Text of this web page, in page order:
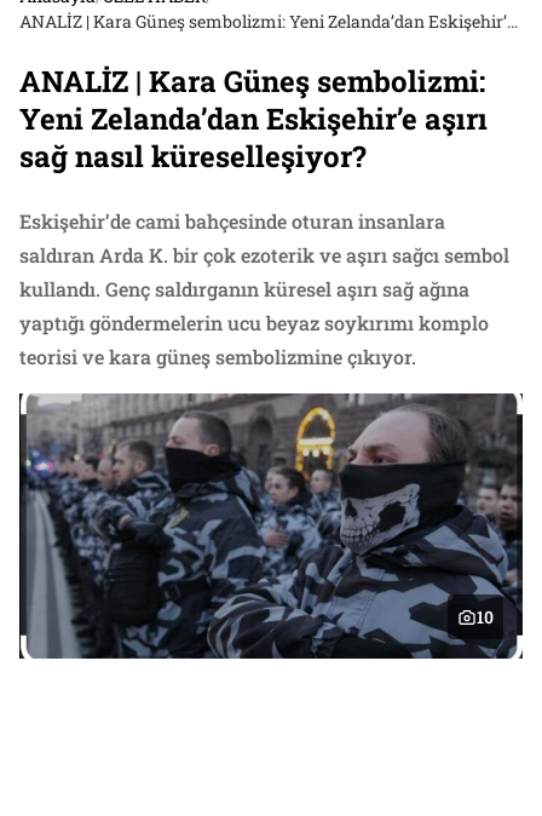
ANALİZ | Kara Güneş sembolizmi: Yeni Zelanda’dan Eskişehir’e aşırı sağ nasıl küreselleşiyor?
ANALİZ | Kara Güneş sembolizmi:
Yeni Zelanda’dan Eskişehir’e aşırı
sağ nasıl küreselleşiyor?
Eskişehir’de cami bahçesinde oturan insanlara
saldıran Arda K. bir çok ezoterik ve aşırı sağcı sembol
kullandı. Genç saldırganın küresel aşırı sağ ağına
yaptığı göndermelerin ucu beyaz soykırımı komplo
teorisi ve kara güneş sembolizmine çıkıyor.
10